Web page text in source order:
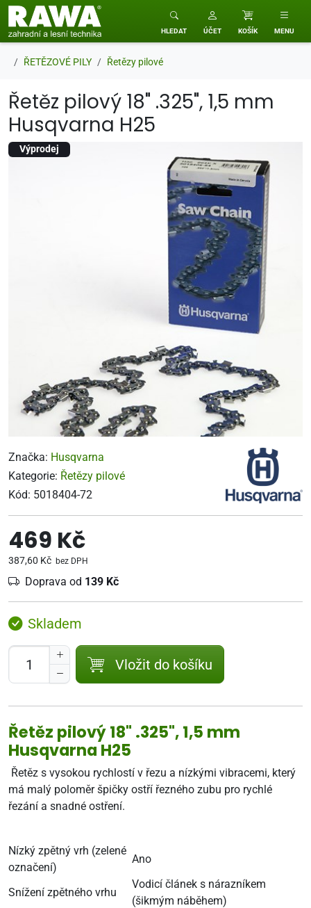
RAWA zahradní a lesní technika
HLEDAT ÚČET KOŠÍK MENU
ŘETĚZOVÉ PILY Řetězy pilové
Řetěz pilový 18" .325", 1,5 mm
Husqvarna H25
Výprodej
Značka: Husqvarna
Kategorie: Řetězy pilové
Kód: 5018404-72
469 Kč
387,60 Kč bez DPH
Doprava od 139 Kč
Skladem
Vložit do košíku
Řetěz pilový 18" .325", 1,5 mm
Husqvarna H25
Řetěz s vysokou rychlostí v řezu a nízkými vibracemi, který
má malý poloměr špičky ostří řezného zubu pro rychlé
řezání a snadné ostření.
Nízký zpětný vrh (zelené
označení)
Ano
Snížení zpětného vrhu
Vodicí článek s nárazníkem
(šikmým náběhem)